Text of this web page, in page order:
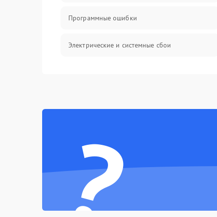
Программные ошибки
Электрические и системные сбои
Система охлаждения
?